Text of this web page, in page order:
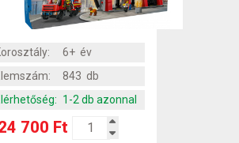
6+ év
843 db
1-2 db azonnal
700 Ft